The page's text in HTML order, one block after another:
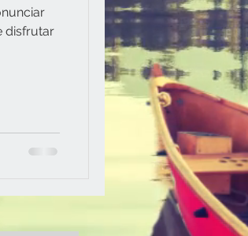
disfrutar